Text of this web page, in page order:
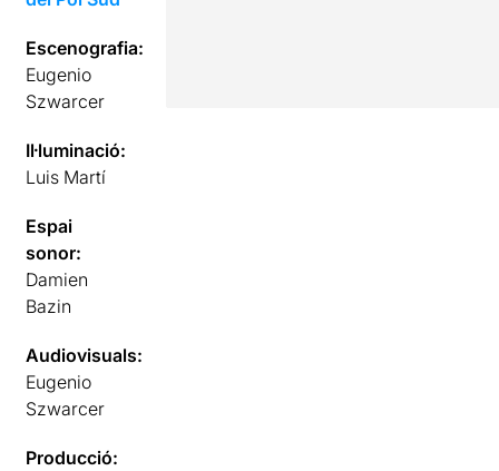
Escenografia:
Eugenio
Szwarcer
Il·luminació:
Luis Martí
Espai
sonor:
Damien
Bazin
Audiovisuals:
Eugenio
Szwarcer
Producció: